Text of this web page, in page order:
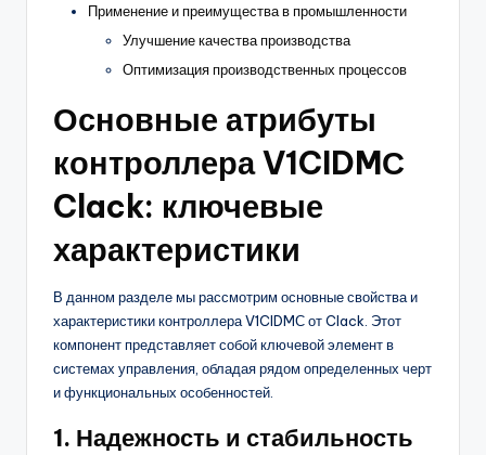
Применение и преимущества в промышленности
Улучшение качества производства
Оптимизация производственных процессов
Основные атрибуты
контроллера V1CIDMС
Clack: ключевые
характеристики
В данном разделе мы рассмотрим основные свойства и
характеристики контроллера V1CIDMС от Clack. Этот
компонент представляет собой ключевой элемент в
системах управления, обладая рядом определенных черт
и функциональных особенностей.
1. Надежность и стабильность